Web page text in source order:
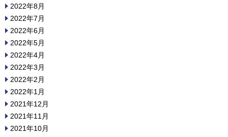
2022年8月
2022年7月
2022年6月
2022年5月
2022年4月
2022年3月
2022年2月
2022年1月
2021年12月
2021年11月
2021年10月